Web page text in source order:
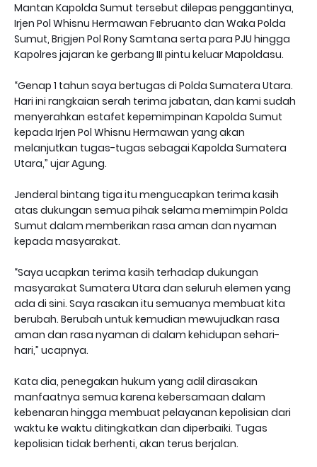
Mantan Kapolda Sumut tersebut dilepas penggantinya,
Irjen Pol Whisnu Hermawan Februanto dan Waka Polda
Sumut, Brigjen Pol Rony Samtana serta para PJU hingga
Kapolres jajaran ke gerbang III pintu keluar Mapoldasu.
“Genap 1 tahun saya bertugas di Polda Sumatera Utara.
Hari ini rangkaian serah terima jabatan, dan kami sudah
menyerahkan estafet kepemimpinan Kapolda Sumut
kepada Irjen Pol Whisnu Hermawan yang akan
melanjutkan tugas-tugas sebagai Kapolda Sumatera
Utara,” ujar Agung.
Jenderal bintang tiga itu mengucapkan terima kasih
atas dukungan semua pihak selama memimpin Polda
Sumut dalam memberikan rasa aman dan nyaman
kepada masyarakat.
“Saya ucapkan terima kasih terhadap dukungan
masyarakat Sumatera Utara dan seluruh elemen yang
ada di sini. Saya rasakan itu semuanya membuat kita
berubah. Berubah untuk kemudian mewujudkan rasa
aman dan rasa nyaman di dalam kehidupan sehari-
hari,” ucapnya.
Kata dia, penegakan hukum yang adil dirasakan
manfaatnya semua karena kebersamaan dalam
kebenaran hingga membuat pelayanan kepolisian dari
waktu ke waktu ditingkatkan dan diperbaiki. Tugas
kepolisian tidak berhenti, akan terus berjalan.